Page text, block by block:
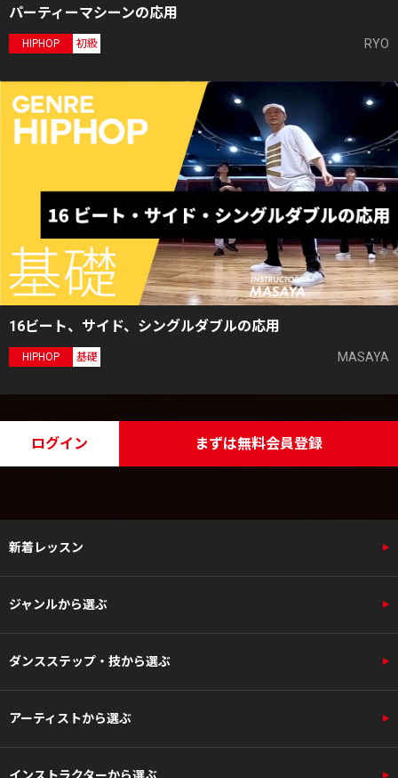
パーティーマシーンの応用
HIPHOP 初級 RYO
16ビート、サイド、シングルダブルの応用
HIPHOP 基礎 MASAYA
ログイン まずは無料会員登録
新着レッスン
ジャンルから選ぶ
ダンスステップ・技から選ぶ
アーティストから選ぶ